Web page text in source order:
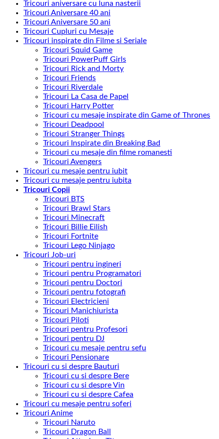
Tricouri aniversare cu luna nasterii
Tricouri Aniversare 40 ani
Tricouri Aniversare 50 ani
Tricouri Cupluri cu Mesaje
Tricouri inspirate din Filme si Seriale
Tricouri Squid Game
Tricouri PowerPuff Girls
Tricouri Rick and Morty
Tricouri Friends
Tricouri Riverdale
Tricouri La Casa de Papel
Tricouri Harry Potter
Tricouri cu mesaje inspirate din Game of Thrones
Tricouri Deadpool
Tricouri Stranger Things
Tricouri Inspirate din Breaking Bad
Tricouri cu mesaje din filme romanesti
Tricouri Avengers
Tricouri cu mesaje pentru iubit
Tricouri cu mesaje pentru iubita
Tricouri Copii
Tricouri BTS
Tricouri Brawl Stars
Tricouri Minecraft
Tricouri Billie Eilish
Tricouri Fortnite
Tricouri Lego Ninjago
Tricouri Job-uri
Tricouri pentru ingineri
Tricouri pentru Programatori
Tricouri pentru Doctori
Tricouri pentru fotografi
Tricouri Electricieni
Tricouri Manichiurista
Tricouri Piloti
Tricouri pentru Profesori
Tricouri pentru DJ
Tricouri cu mesaje pentru sefu
Tricouri Pensionare
Tricouri cu si despre Bauturi
Tricouri cu si despre Bere
Tricouri cu si despre Vin
Tricouri cu si despre Cafea
Tricouri cu mesaje pentru soferi
Tricouri Anime
Tricouri Naruto
Tricouri Dragon Ball